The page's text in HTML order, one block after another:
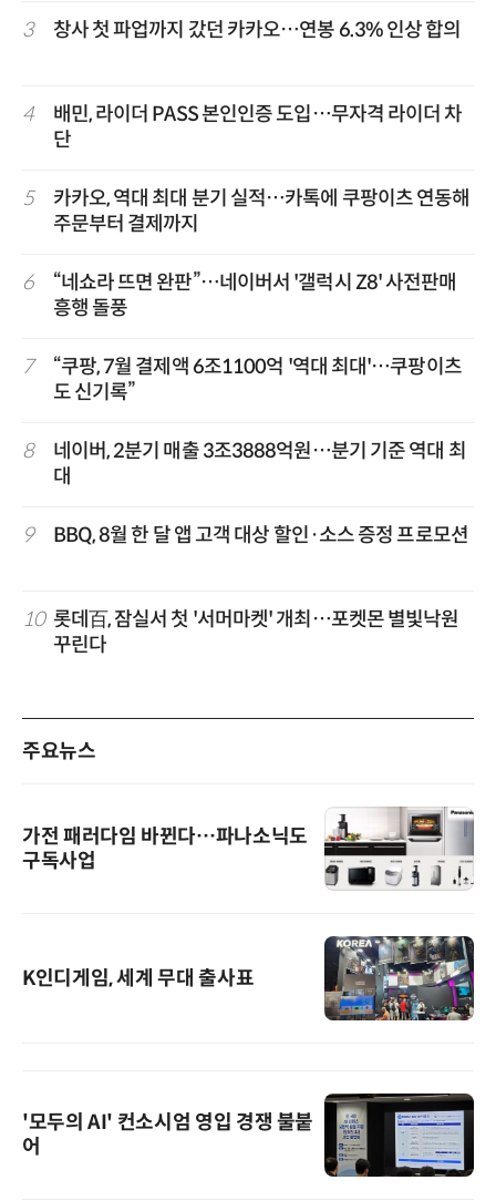
3 창사 첫 파업까지 갔던 카카오…연봉 6.3% 인상 합의
4
배민, 라이더 PASS 본인인증 도입…무자격 라이더 차
단
5
카카오, 역대 최대 분기 실적…카톡에 쿠팡이츠 연동해
주문부터 결제까지
6
“네쇼라 뜨면 완판”…네이버서 '갤럭시 Z8' 사전판매
흥행 돌풍
7
“쿠팡, 7월 결제액 6조1100억 '역대 최대'…쿠팡이츠
도 신기록”
8
네이버, 2분기 매출 3조3888억원…분기 기준 역대 최
대
9 BBQ, 8월 한 달 앱 고객 대상 할인·소스 증정 프로모션
10 롯데百, 잠실서 첫 '서머마켓' 개최…포켓몬 별빛낙원
꾸린다
주요뉴스
가전 패러다임 바뀐다…파나소닉도
구독사업
K인디게임, 세계 무대 출사표
'모두의 AI' 컨소시엄 영입 경쟁 불붙
어